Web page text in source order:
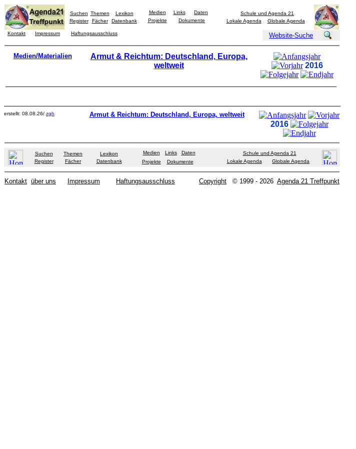
Suchen Themen
Lexikon
Register
Fächer Datenbank
Medien Links
Daten
Projekte
Dokumente
Schule und Agenda 21
Lokale Agenda
Globale Agenda
Kontakt Impressum Haftungsausschluss Website-Suche
Medien/Materialien
Armut & Reichtum: Deutschland, Europa,
weltweit
2016
erstellt: 08.08.26/ zgh Armut & Reichtum: Deutschland, Europa, weltweit
2016
Suchen Themen
Lexikon
Register
Fächer Datenbank
Medien Links
Daten
Projekte
Dokumente
Schule und Agenda 21
Lokale Agenda
Globale Agenda
Kontakt über uns Impressum Haftungsausschluss Copyright © 1999 - 2026 Agenda 21 Treffpunkt